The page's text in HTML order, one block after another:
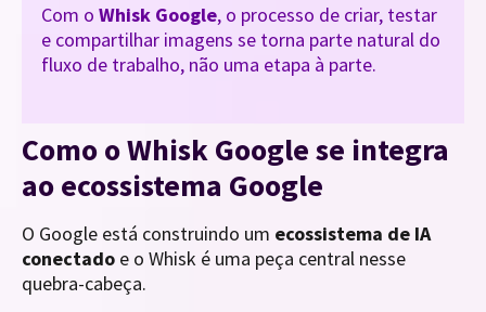
Com o Whisk Google, o processo de criar, testar
e compartilhar imagens se torna parte natural do
fluxo de trabalho, não uma etapa à parte.
Como o Whisk Google se integra
ao ecossistema Google
O Google está construindo um ecossistema de IA
conectado e o Whisk é uma peça central nesse
quebra-cabeça.